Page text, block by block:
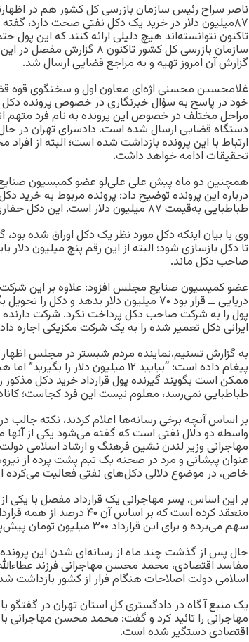
ناصر سراج رئیس سازمان بازرسی کل کشور هم در
۸۷میلیون دلار در خرید یک دکل نفتی صحت دارد، گفته
تاکنون نتوانسته‌اند هیچ دلیلی ارائه کنند که این
سازمان بازرسی کل کشور
گزارش آن امروز تهیه و به مراجع قضایی ارسال شد.
غلامحسین محسنی اژه‌ای معاون اول و سخنگوی قوه
خود در پاسخ به سؤال خبرنگاری در خصوص پرونده دکل
مراحل مختلف در خصوص این پرونده به نام فرد متهم
دستگاه قضایی ارسال شده است. دادسرای تهران در
ارتباط با این پرونده بازداشت شده است؛ البته از
تحقیقات ادامه خواهد داشت.
همچنین دو ماه پیش علی علی‌لو عضو کمیسیون
درباره این پرونده توضیح داد: پرونده مربوط به خرید
طباطبایی به‌قیمت ۸۷ میلیون دلار است. این دکل حفاری تولید سال ۱۹۸۲ است.
تا دکل بازسازی شود؛ البته از این رقم پنج میلیون
صاحب دکل ماند.
عضو کمیسیون صنایع مجلس افزود: علاوه بر این
دریایی ــ قرار بود ۷۰ میلیون دلار بدهد و
پول را به شرکت صاحب دکل پرداخت نکرد. شرکت
ایرانی دکل تعمیر شده را به یک شرکت مکزیکی اجاره
به گزارش تسنیم،نماینده مردم شبستر در مجلس
پیغام داده است: “بیایید ۱۲ میلیون
ممکن است بگویند گیرنده پول قرارداد خرید دکل
طباطبایی نمی‌رسد، معلوم نیست این فرد کجاست؛ کانادا
بر اساس آنچه برخی رسانه‌ها اعلام کردند، نکته جالب
واسطه دو دلال نفتی است که گفته می‌شود یکی از آنها
مهاجرانی وزیر لندن نشین فرهنگ و ارشاد اسلامی
عنوان پیشانی و مرد در صحنه یک تیم پشت پرده از
خاص، در موضوع دلالی دکل‌های نفتی فعالیت
بر این اساس، پسر مهاجرانی یک قرارداد مفصل با یکی
منعقد کرده است که بر
سهم می‌برده و برای این قرارداد ۳۰۰ میلیون تومان پیش‌پرداخت گرفته است.
حال پس از گذشت چند ماه از رسانه‌ای شدن این
مفاسد اقتصادی، محمد محسن مهاجرانی فرزند
اسلامی دولت اصلاحات هنگام فرار از کشور بازداشت
یک منبع آگاه در دادگستری کل استان تهران در گفتگو
مهاجرانی را تائید کرد و گفت: محمد محسن مهاجرانی
اقتصادی دستگیر شده است.